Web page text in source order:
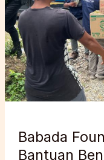
Babada
Bantuan